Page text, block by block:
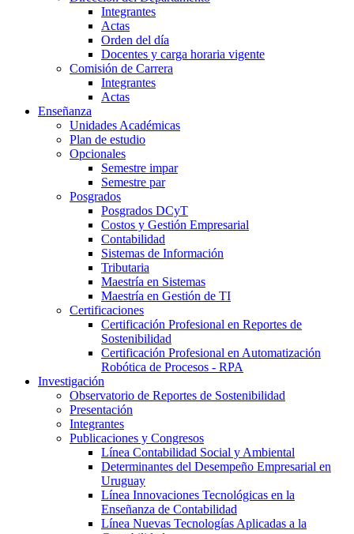
Integrantes
Actas
Orden del día
Docentes y carga horaria vigente
Comisión de Carrera
Integrantes
Actas
Enseñanza
Unidades Académicas
Plan de estudio
Opcionales
Semestre impar
Semestre par
Posgrados
Posgrados DCyT
Costos y Gestión Empresarial
Contabilidad
Sistemas de Información
Tributaria
Maestría en Sistemas
Maestría en Gestión de TI
Certificaciones
Certificación Profesional en Reportes de
Sostenibilidad
Certificación Profesional en Automatización
Robótica de Procesos - RPA
Investigación
Observatorio de Reportes de Sostenibilidad
Presentación
Integrantes
Publicaciones y Congresos
Línea Contabilidad Social y Ambiental
Determinantes del Desempeño Empresarial en
Uruguay
Línea Innovaciones Tecnológicas en la
Enseñanza de Contabilidad
Línea Nuevas Tecnologías Aplicadas a la